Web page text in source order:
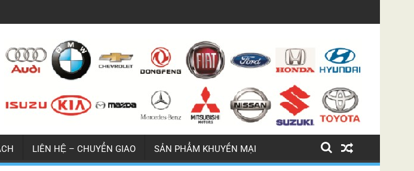
LIÊN HỆ – CHUYỂN GIAO SẢN PHẨM KHUYẾN MẠI